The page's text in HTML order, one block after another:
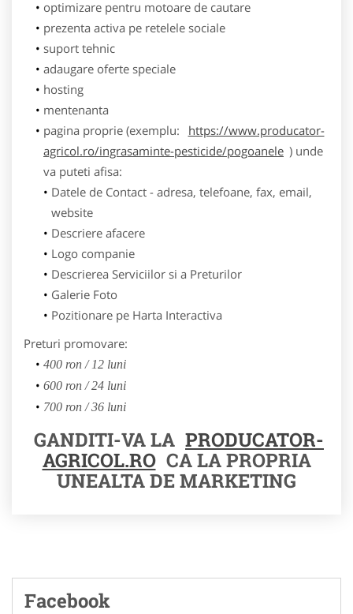
optimizare pentru motoare de cautare
prezenta activa pe retelele sociale
suport tehnic
adaugare oferte speciale
hosting
mentenanta
pagina proprie (exemplu:
https://www.producator-
agricol.ro/ingrasaminte-pesticide/pogoanele ) unde
va puteti afisa:
Datele de Contact - adresa, telefoane, fax, email,
website
Descriere afacere
Logo companie
Descrierea Serviciilor si a Preturilor
Galerie Foto
Pozitionare pe Harta Interactiva
Preturi promovare:
400 ron / 12 luni
600 ron / 24 luni
700 ron / 36 luni
GANDITI-VA LA PRODUCATOR-
AGRICOL.RO CA LA PROPRIA
UNEALTA DE MARKETING
Facebook